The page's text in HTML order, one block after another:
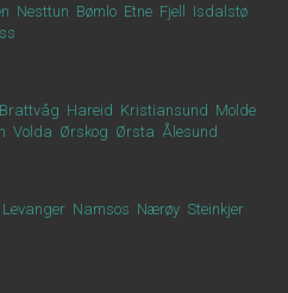
Nesttun Bømlo Etne Fjell
Isdalstø
Brattvåg Hareid Kristiansund Molde
Volda Ørskog Ørsta Ålesund
Levanger Namsos Nærøy Steinkjer